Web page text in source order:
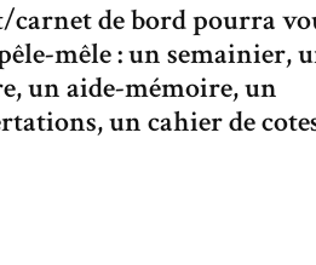
carnet de bord pourra
mêle : un semainier,
un aide-mémoire, un
un cahier de